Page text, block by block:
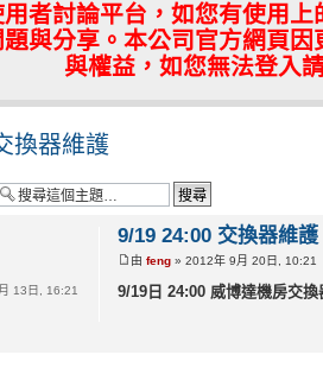
者討論平台，如您有使用
與分享。本公司官方網頁
與權益，如您無法登入
換器維護
9/19 24:00 交換器維護
由feng » 2012年 9月 20日, 10:21
9/19日 24:00 威博達機房交
13日, 16:21